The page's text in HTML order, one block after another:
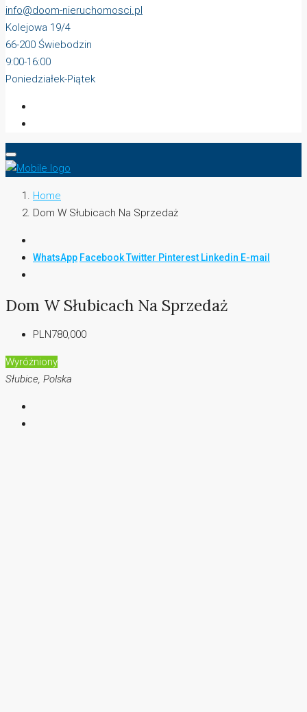
info@doom-nieruchomosci.pl
Kolejowa 19/4
66-200 Świebodzin
9:00-16:00
Poniedziałek-Piątek
Home
Dom W Słubicach Na Sprzedaż
WhatsApp FacebookTwitter Pinterest Linkedin E-mail
Dom W Słubicach Na Sprzedaż
PLN780,000
Wyróżniony
Słubice, Polska